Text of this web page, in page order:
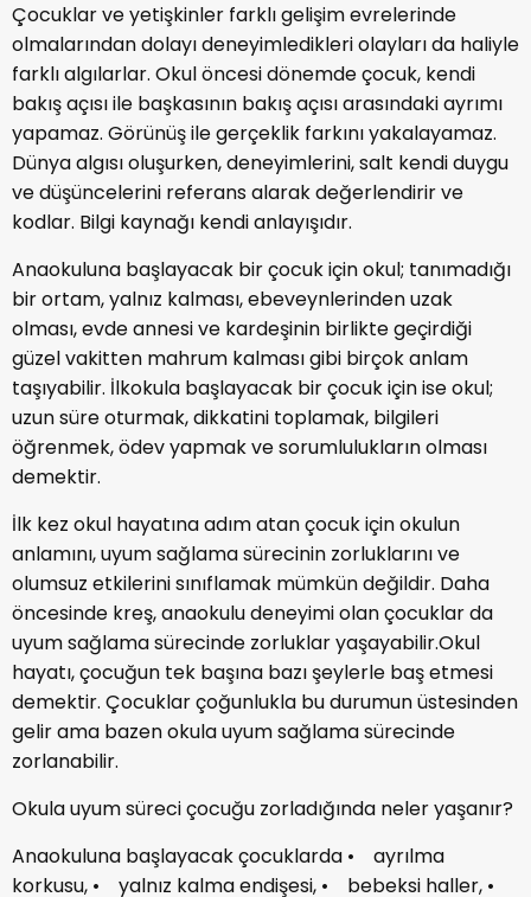
Çocuklar ve yetişkinler farklı gelişim evrelerinde
olmalarından dolayı deneyimledikleri olayları da haliyle
farklı algılarlar. Okul öncesi dönemde çocuk, kendi
bakış açısı ile başkasının bakış açısı arasındaki ayrımı
yapamaz. Görünüş ile gerçeklik farkını yakalayamaz.
Dünya algısı oluşurken, deneyimlerini, salt kendi duygu
ve düşüncelerini referans alarak değerlendirir ve
kodlar. Bilgi kaynağı kendi anlayışıdır.
Anaokuluna başlayacak bir çocuk için okul; tanımadığı
bir ortam, yalnız kalması, ebeveynlerinden uzak
olması, evde annesi ve kardeşinin birlikte geçirdiği
güzel vakitten mahrum kalması gibi birçok anlam
taşıyabilir. İlkokula başlayacak bir çocuk için ise okul;
uzun süre oturmak, dikkatini toplamak, bilgileri
öğrenmek, ödev yapmak ve sorumlulukların olması
demektir.
İlk kez okul hayatına adım atan çocuk için okulun
anlamını, uyum sağlama sürecinin zorluklarını ve
olumsuz etkilerini sınıflamak mümkün değildir. Daha
öncesinde kreş, anaokulu deneyimi olan çocuklar da
uyum sağlama sürecinde zorluklar yaşayabilir.Okul
hayatı, çocuğun tek başına bazı şeylerle baş etmesi
demektir. Çocuklar çoğunlukla bu durumun üstesinden
gelir ama bazen okula uyum sağlama sürecinde
zorlanabilir.
Okula uyum süreci çocuğu zorladığında neler yaşanır?
Anaokuluna başlayacak çocuklarda • ayrılma
korkusu, • yalnız kalma endişesi, • bebeksi haller, •